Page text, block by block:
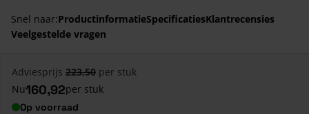
Snel naar:ProductinformatieSpecificatiesKlantrecensies
Veelgestelde vragen
Adviesprijs 223,50 per stuk
Nu160,92per stuk
Op voorraad